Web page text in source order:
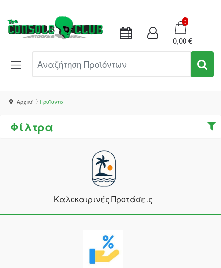
Καλάθι
0
0,00 €
Αρχική Προϊόντα
Φίλτρα
Καλοκαιρινές Προτάσεις